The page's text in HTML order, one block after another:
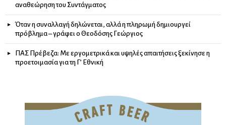
αναθεώρηση του Συντάγματος
Όταν η συναλλαγή δηλώνεται, αλλά η πληρωμή δημιουργεί
πρόβλημα – γράφει ο Θεοδόσης Γεώργιος
ΠΑΣ Πρέβεζα: Με εργομετρικά και υψηλές απαιτήσεις ξεκίνησε η
προετοιμασία για τη Γ’ Εθνική